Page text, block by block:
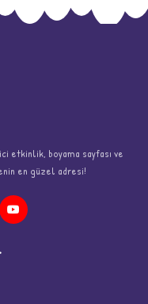
etkinlik, boyama sayfası ve
en güzel adresi!